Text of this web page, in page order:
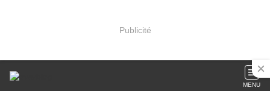
Publicité
MENU